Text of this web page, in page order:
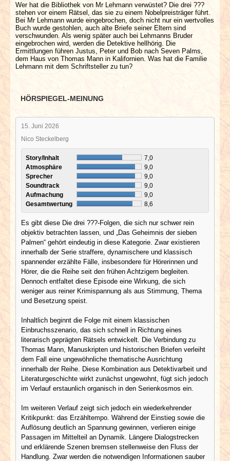
Wer hat die Bibliothek von Mr Lehmann verwüstet? Die drei ???
stehen vor einem Rätsel, das sie zu einem Nobelpreisträger führt.
Bei Mr Lehmann wurde eingebrochen, doch nicht nur ein wertvolles
Buch wurde gestohlen, auch alte Briefe seiner Eltern sind
verschwunden. Als wenig später auch bei Lehmanns Bruder
eingebrochen wird, werden die Detektive hellhörig. Die
Ermittlungen führen Justus, Peter und Bob nach Seven Palms,
dem Haus von Thomas Mann in Kalifornien. Was hat die Familie
Lehmann mit dem Schriftsteller zu tun?
HÖRSPIEGEL-MEINUNG
15. Juni 2026
Nico Steckelberg
Story/Inhalt
7,0
Atmosphäre
9,0
Sprecher
9,0
Soundtrack
9,0
Aufmachung
9,0
Gesamtwertung
8,6
Es gibt diese Die drei ???-Folgen, die sich nur schwer rein
objektiv betrachten lassen, und „Das Geheimnis der sieben
Palmen“ gehört eindeutig in diese Kategorie. Zwar existieren
innerhalb der Serie straffere, dynamischere und klassisch
spannender erzählte Fälle, insbesondere für Hörerinnen und
Hörer, die die Reihe seit den frühen Achtzigern begleiten.
Dennoch entfaltet diese Episode eine Wirkung, die sich
weniger aus reiner Krimispannung als aus Stimmung, Thema
und Besetzung speist.
Inhaltlich beginnt die Folge mit einem klassischen
Einbruchsszenario, das sich schnell in Richtung eines
literarisch geprägten Rätsels entwickelt. Die Verbindung zu
Thomas Mann, Manuskripten und historischen Briefen verleiht
dem Fall eine ungewöhnliche thematische Ausrichtung
innerhalb der Reihe. Diese Kombination aus Detektivarbeit und
Literaturgeschichte wirkt zunächst ungewohnt, fügt sich jedoch
im Verlauf erstaunlich organisch in den Serienkosmos ein.
Im weiteren Verlauf zeigt sich jedoch ein wiederkehrender
Kritikpunkt: das Erzähltempo. Während der Einstieg sowie die
Auflösung deutlich an Spannung gewinnen, verlieren einige
Passagen im Mittelteil an Dynamik. Längere Dialogstrecken
und erklärende Szenen bremsen stellenweise den Fluss der
Handlung. Zwar werden die notwendigen Informationen sauber